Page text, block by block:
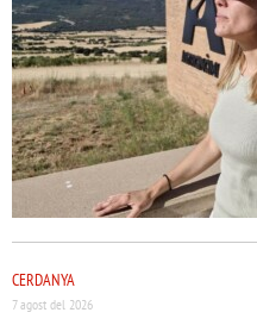
CERDANYA
7 agost del 2026